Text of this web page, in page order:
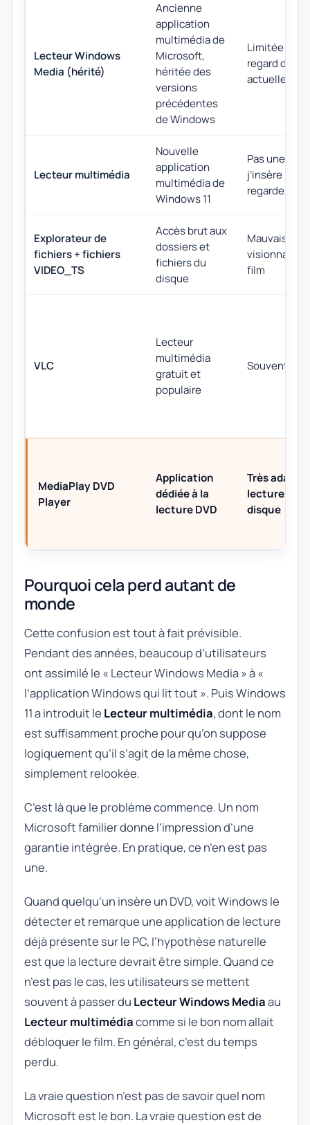
Lecteur Windows
Media (hérité)
Ancienne
application
multimédia de
Microsoft,
héritée des
versions
précédentes
de Windows
Limitée et
regard des
actuelles
Lecteur multimédia
Nouvelle
application
multimédia de
Windows 11
Pas une
j’insère le
regarde »
Explorateur de
fichiers + fichiers
VIDEO_TS
Accès brut aux
dossiers et
fichiers du
disque
Mauvaise
visionnage
film
VLC
Lecteur
multimédia
gratuit et
populaire
Souvent
MediaPlay DVD
Player
Application
dédiée à la
lecture DVD
Très
lecture
disque
Pourquoi cela perd autant de
monde
Cette confusion est tout à fait prévisible.
Pendant des années, beaucoup d’utilisateurs
ont assimilé le « Lecteur Windows Media » à «
l’application Windows qui lit tout ». Puis Windows
11 a introduit le Lecteur multimédia, dont le nom
est suffisamment proche pour qu’on suppose
logiquement qu’il s’agit de la même chose,
simplement relookée.
C’est là que le problème commence. Un nom
Microsoft familier donne l’impression d’une
garantie intégrée. En pratique, ce n’en est pas
une.
Quand quelqu’un insère un DVD, voit Windows le
détecter et remarque une application de lecture
déjà présente sur le PC, l’hypothèse naturelle
est que la lecture devrait être simple. Quand ce
n’est pas le cas, les utilisateurs se mettent
souvent à passer du Lecteur Windows Mediaau
Lecteur multimédiacomme si le bon nom allait
débloquer le film. En général, c’est du temps
perdu.
La vraie question n’est pas de savoir quel nom
Microsoft est le bon. La vraie question est de